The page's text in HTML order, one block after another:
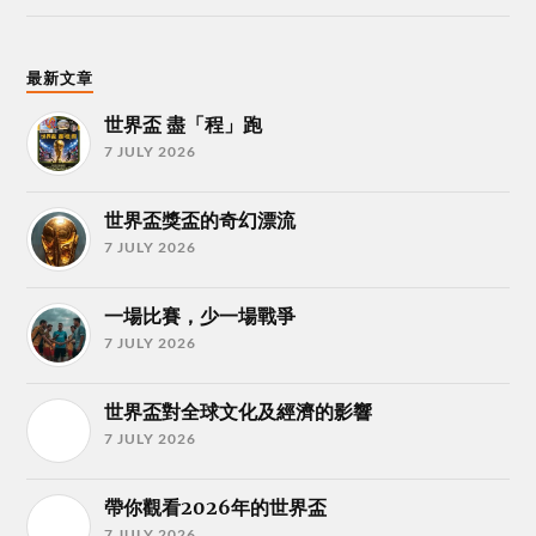
最新文章
世界盃 盡「程」跑
7 JULY 2026
世界盃獎盃的奇幻漂流
7 JULY 2026
一場比賽，少一場戰爭
7 JULY 2026
世界盃對全球文化及經濟的影響
7 JULY 2026
帶你觀看2026年的世界盃